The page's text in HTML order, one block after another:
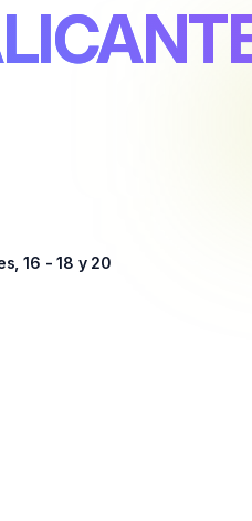
16 - 18 y 20